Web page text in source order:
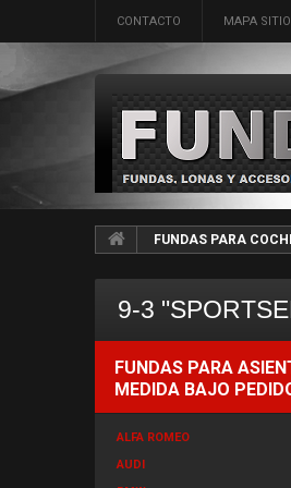
CONTACTO MAPA SITIO
FUNDAS PARA
9-3
FUNDAS PARA
MEDIDA BAJO
ALFA ROMEO
AUDI